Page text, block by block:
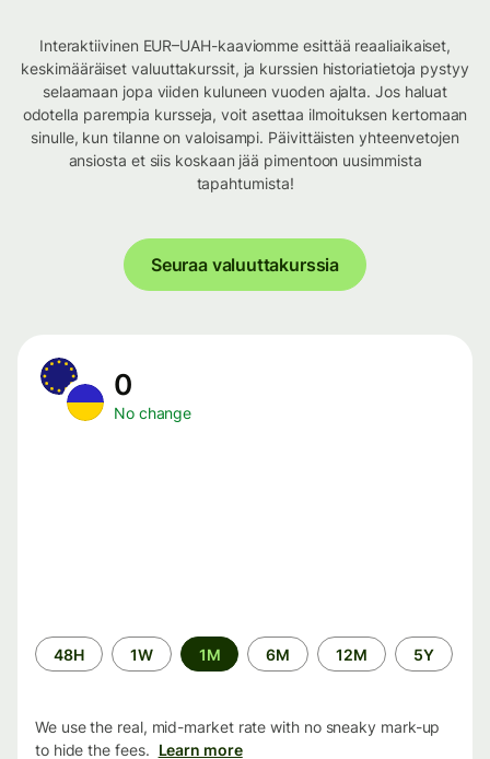
Interaktiivinen EUR–UAH-kaaviomme esittää reaaliaikaiset,
keskimääräiset valuuttakurssit, ja kurssien historiatietoja pystyy
selaamaan jopa viiden kuluneen vuoden ajalta. Jos haluat
odotella parempia kursseja, voit asettaa ilmoituksen kertomaan
sinulle, kun tilanne on valoisampi. Päivittäisten yhteenvetojen
ansiosta et siis koskaan jää pimentoon uusimmista
tapahtumista!
Seuraa valuuttakurssia
0
No change
Time
period
48H 1W 1M 6M 12M 5Y
We use the real, mid-market rate with no sneaky mark-up
to hide the fees. Learn more